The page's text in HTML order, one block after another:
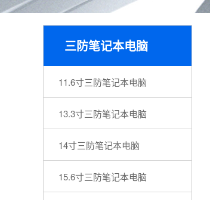
三防笔记本电脑
11.6寸三防笔记本电脑
13.3寸三防笔记本电脑
14寸三防笔记本电脑
15.6寸三防笔记本电脑